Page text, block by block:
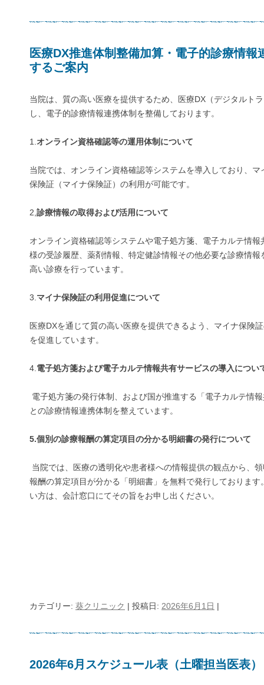
医療DX推進体制整備加算・電子的診療情報
するご案内
当院は、質の高い医療を提供するため、医療DX（デジタルト
し、電子的診療情報連携体制を整備しております。
1. オンライン資格確認等の運用体制について
当院では、オンライン資格確認等システムを導入しており、
保険証（マイナ保険証）の利用が可能です。
2, 診療情報の取得および活用について
オンライン資格確認等システムや電子処方箋、電子カルテ情
様の受診履歴、薬剤情報、特定健診情報その他必要な診療情
高い診療を行っています。
3. マイナ保険証の利用促進について
医療DXを通じて質の高い医療を提供できるよう、マイナ保険
を促進しています。
4. 電子処方箋および電子カルテ情報共有サービスの導入につい
電子処方箋の発行体制、および国が推進する「電子カルテ情
との診療情報連携体制を整えています。
5.個別の診療報酬の算定項目の分かる明細書の発行について
当院では、医療の透明化や患者様への情報提供の観点から、
報酬の算定項目が分かる「明細書」を無料で発行しておりま
い方は、会計窓口にてその旨をお申し出ください。
カテゴリー: 葵クリニック | 投稿日: 2026年6月1日 |
2026年6月スケジュール表（土曜担当医表